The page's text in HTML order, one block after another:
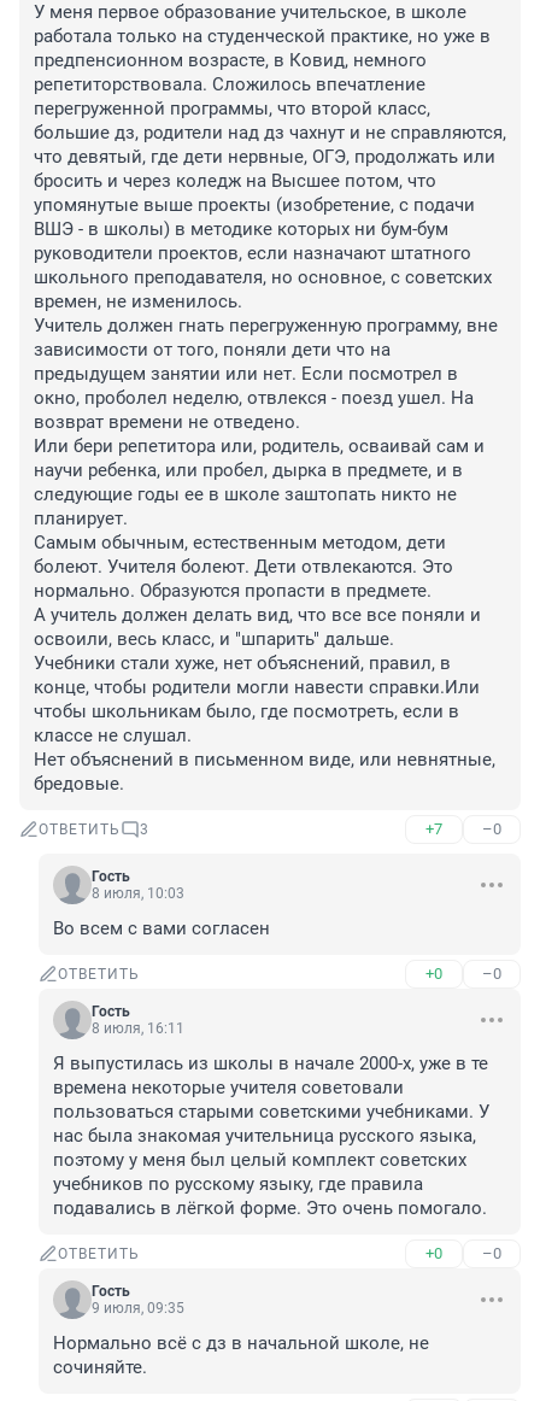
У меня первое образование учительское, в школе
работала только на студенческой практике, но уже в
предпенсионном возрасте, в Ковид, немного
репетиторствовала. Сложилось впечатление
перегруженной программы, что второй класс,
большие дз, родители над дз чахнут и не справляются,
что девятый, где дети нервные, ОГЭ, продолжать или
бросить и через коледж на Высшее потом, что
упомянутые выше проекты (изобретение, с подачи
ВШЭ - в школы) в методике которых ни бум-бум
руководители проектов, если назначают штатного
школьного преподавателя, но основное, с советских
времен, не изменилось.
Учитель должен гнать перегруженную программу, вне
зависимости от того, поняли дети что на
предыдущем занятии или нет. Если посмотрел в
окно, проболел неделю, отвлекся - поезд ушел. На
возврат времени не отведено.
Или бери репетитора или, родитель, осваивай сам и
научи ребенка, или пробел, дырка в предмете, и в
следующие годы ее в школе заштопать никто не
планирует.
Самым обычным, естественным методом, дети
болеют. Учителя болеют. Дети отвлекаются. Это
нормально. Образуются пропасти в предмете.
А учитель должен делать вид, что все все поняли и
освоили, весь класс, и "шпарить" дальше.
Учебники стали хуже, нет объяснений, правил, в
конце, чтобы родители могли навести справки.Или
чтобы школьникам было, где посмотреть, если в
классе не слушал.
Нет объяснений в письменном виде, или невнятные,
бредовые.
ОТВЕТИТЬ 3 +7 –0
Гость
8 июля, 10:03
Во всем с вами согласен
ОТВЕТИТЬ +0 –0
Гость
8 июля, 16:11
Я выпустилась из школы в начале 2000-х, уже в те
времена некоторые учителя советовали
пользоваться старыми советскими учебниками. У
нас была знакомая учительница русского языка,
поэтому у меня был целый комплект советских
учебников по русскому языку, где правила
подавались в лёгкой форме. Это очень помогало.
ОТВЕТИТЬ +0 –0
Гость
9 июля, 09:35
Нормально всё с дз в начальной школе, не
сочиняйте.